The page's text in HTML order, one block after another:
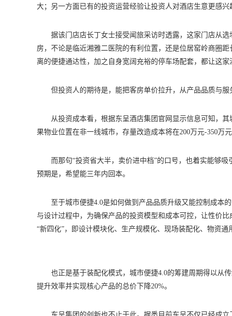
大；另一方面已有的投资运营经验让投资人对酒店生意更感
据该门店店长丁女士接受闻旅采访时透露，这家门店从
房，不论是临近湘雅二医院的有利位置，还是位居窑岭商圈
离的便捷通达性，加之自身宽阔充裕的停车场配套，都让这家
但投资人的期待是，能把客房单价拉升，从产品品质与
从投资成本看，根据东呈酒店集团官网显示信息可知，
果物业位置在非一线城市，存量改造成本将在200万元-350万
而那句“投资省大半，卖价进中档”的口号，也着实能够
预期是，希望能三年内回本。
至于城市便捷4.0是如何做到产品品质升级又能控制成本
与设计过程中，为确保产品的投资模型和成本可控，让性价
“新四化”，即设计模块化、生产规模化、现场装配化、物资通
也正是基于装配化模式，城市便捷4.0的筹建周期得以从
提升效率并实现核心产品的总价下降20%。